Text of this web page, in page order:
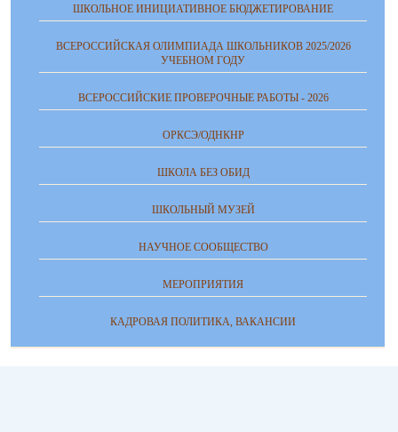
ШКОЛЬНОЕ ИНИЦИАТИВНОЕ БЮДЖЕТИРОВАНИЕ
ВСЕРОССИЙСКАЯ ОЛИМПИАДА ШКОЛЬНИКОВ 2025/2026
УЧЕБНОМ ГОДУ
ВСЕРОССИЙСКИЕ ПРОВЕРОЧНЫЕ РАБОТЫ - 2026
ОРКСЭ/ОДНКНР
ШКОЛА БЕЗ ОБИД
ШКОЛЬНЫЙ МУЗЕЙ
НАУЧНОЕ СООБЩЕСТВО
МЕРОПРИЯТИЯ
КАДРОВАЯ ПОЛИТИКА, ВАКАНСИИ